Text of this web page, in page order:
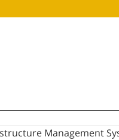
Management